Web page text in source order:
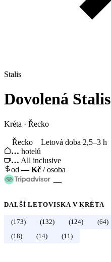
Stalis
Dovolená Stalis
Kréta · Řecko
Řecko Letová doba 2,5–3 h
… hotelů
… All inclusive
od—Kč / osoba
—
DALŠÍ LETOVISKA VKRÉTA
(173) (132) (124) (64)
(18)
(14) (11)